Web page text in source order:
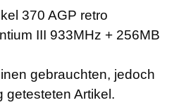
370 AGP retro
III 933MHz + 256MB
gebrauchten, jedoch
getesteten Artikel.